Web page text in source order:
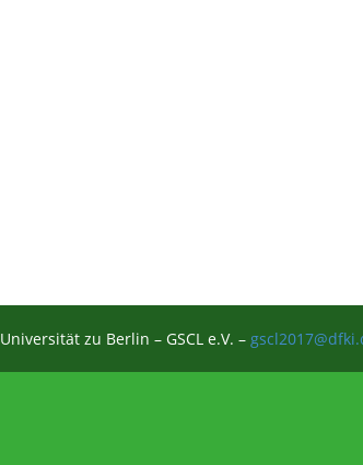
zu Berlin – GSCL e.V. –